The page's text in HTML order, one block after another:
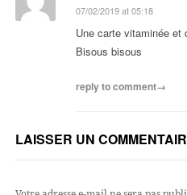
07/02/2019 at 05:18
Une carte vitaminée
Bisous bisous
reply to comment→
LAISSER UN